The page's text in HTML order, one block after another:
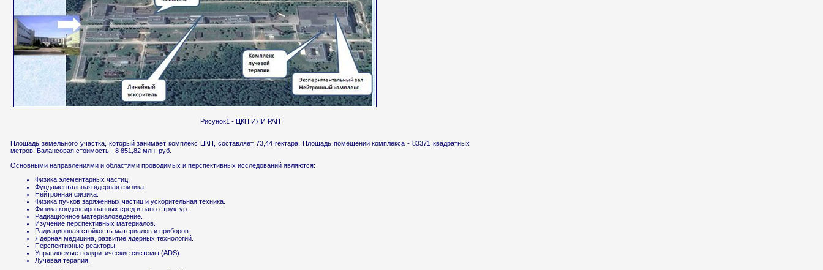
Рисунок1 - ЦКП ИЯИ РАН
Площадь земельного участка, который занимает комплекс ЦКП, составляет 73,44 гектара. Площадь помещений комплекса - 83371 квадратных
метров. Балансовая стоимость - 8 851,82 млн. руб.
Основными направлениями и областями проводимых и перспективных исследований являются:
Физика элементарных частиц.
Фундаментальная ядерная физика.
Нейтронная физика.
Физика пучков заряженных частиц и ускорительная техника.
Физика конденсированных сред и нано-структур.
Радиационное материаловедение.
Изучение перспективных материалов.
Радиационная стойкость материалов и приборов.
Ядерная медицина, развитие ядерных технологий.
Перспективные реакторы.
Управляемые подкритические системы (ADS).
Лучевая терапия.